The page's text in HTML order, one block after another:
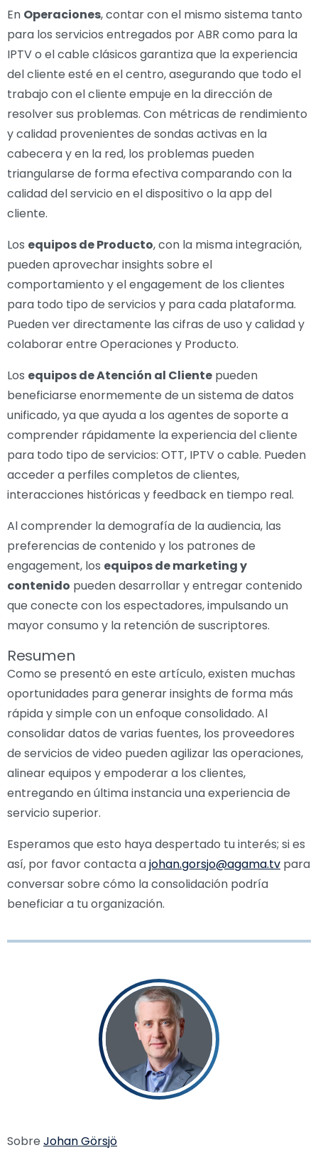
En Operaciones, contar con el mismo sistema tanto
para los servicios entregados por ABR como para la
IPTV o el cable clásicos garantiza que la experiencia
del cliente esté en el centro, asegurando que todo el
trabajo con el cliente empuje en la dirección de
resolver sus problemas. Con métricas de rendimiento
y calidad provenientes de sondas activas en la
cabecera y en la red, los problemas pueden
triangularse de forma efectiva comparando con la
calidad del servicio en el dispositivo o la app del
cliente.
Los equipos de Producto, con la misma integración,
pueden aprovechar insights sobre el
comportamiento y el engagement de los clientes
para todo tipo de servicios y para cada plataforma.
Pueden ver directamente las cifras de uso y calidad y
colaborar entre Operaciones y Producto.
Los equipos de Atención al Cliente pueden
beneficiarse enormemente de un sistema de datos
unificado, ya que ayuda a los agentes de soporte a
comprender rápidamente la experiencia del cliente
para todo tipo de servicios: OTT, IPTV o cable. Pueden
acceder a perfiles completos de clientes,
interacciones históricas y feedback en tiempo real.
Al comprender la demografía de la audiencia, las
preferencias de contenido y los patrones de
engagement, los equipos de marketing y
contenido pueden desarrollar y entregar contenido
que conecte con los espectadores, impulsando un
mayor consumo y la retención de suscriptores.
Resumen
Como se presentó en este artículo, existen muchas
oportunidades para generar insights de forma más
rápida y simple con un enfoque consolidado. Al
consolidar datos de varias fuentes, los proveedores
de servicios de video pueden agilizar las operaciones,
alinear equipos y empoderar a los clientes,
entregando en última instancia una experiencia de
servicio superior.
Esperamos que esto haya despertado tu interés; si es
así, por favor contacta ajohan.gorsjo@agama.tv para
conversar sobre cómo la consolidación podría
beneficiar a tu organización.
Sobre Johan Görsjö